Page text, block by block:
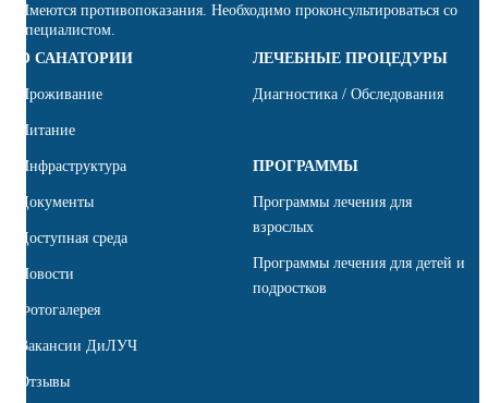
Имеются противопоказания. Необходимо проконсультироваться со
специалистом.
О САНАТОРИИ
Проживание
Питание
Инфраструктура
Документы
Доступная среда
Новости
Фотогалерея
Вакансии ДиЛУЧ
Отзывы
ЛЕЧЕБНЫЕ ПРОЦЕДУРЫ
Диагностика / Обследования
ПРОГРАММЫ
Программы лечения для
взрослых
Программы лечения для детей и
подростков